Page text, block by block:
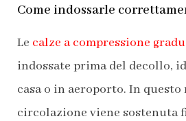
Come indossarle
Le calze a compressione
indossate prima del decollo,
casa o in aeroporto. In questo
circolazione viene sostenuta